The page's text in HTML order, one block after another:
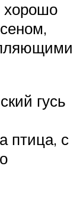
хорошо
гусь
птица, с